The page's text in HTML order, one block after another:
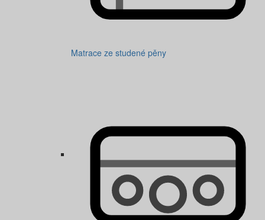
Matrace ze studené pěny